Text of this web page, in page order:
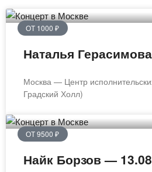
ОТ 1000 ₽
Наталья
Москва — Центр
Градский Холл)
ОТ 9500 ₽
Найк Борзов —